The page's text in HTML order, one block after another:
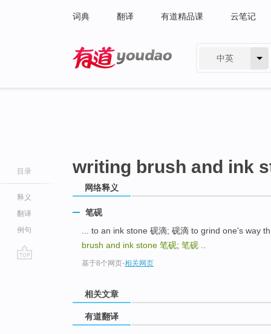
词典 翻译 有道精品课 云笔记
中英
目录
释义
翻译
例句
writing brush and ink
网络释义
笔砚
... to an ink stone 砚滴; 砚滴 to grind one's way
brush and ink stone 笔砚; 笔砚
基于8个网页-相关网页
相关文章
有道翻译